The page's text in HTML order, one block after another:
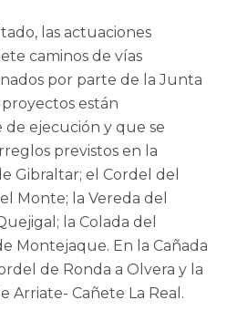
las actuaciones
caminos de vías
por parte de la Junta
están
ejecución y que se
previstos en la
Gibraltar; el Cordel del
Monte; la Vereda del
la Colada del
Montejaque. En la Cañada
de Ronda a Olvera y la
Arriate- Cañete La Real.